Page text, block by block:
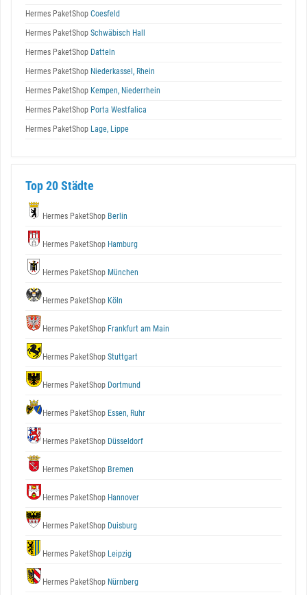
Hermes PaketShop Coesfeld
Hermes PaketShop Schwäbisch Hall
Hermes PaketShop Datteln
Hermes PaketShop Niederkassel, Rhein
Hermes PaketShop Kempen, Niederrhein
Hermes PaketShop Porta Westfalica
Hermes PaketShop Lage, Lippe
Top 20 Städte
Hermes PaketShop Berlin
Hermes PaketShop Hamburg
Hermes PaketShop München
Hermes PaketShop Köln
Hermes PaketShop Frankfurt am Main
Hermes PaketShop Stuttgart
Hermes PaketShop Dortmund
Hermes PaketShop Essen, Ruhr
Hermes PaketShop Düsseldorf
Hermes PaketShop Bremen
Hermes PaketShop Hannover
Hermes PaketShop Duisburg
Hermes PaketShop Leipzig
Hermes PaketShop Nürnberg